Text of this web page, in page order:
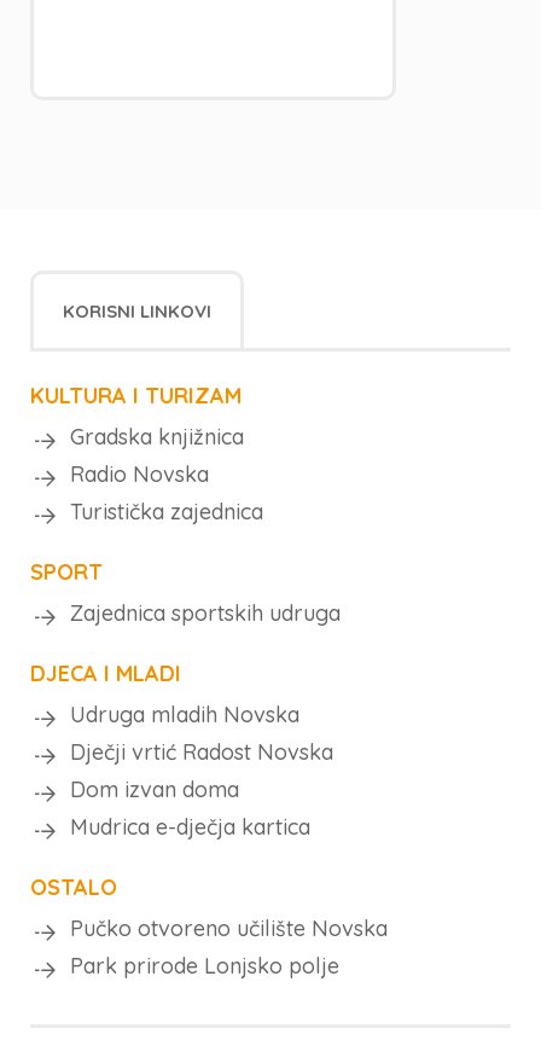
KORISNI LINKOVI
KULTURA I TURIZAM
Gradska knjižnica
Radio Novska
Turistička zajednica
SPORT
Zajednica sportskih udruga
DJECA I MLADI
Udruga mladih Novska
Dječji vrtić Radost Novska
Dom izvan doma
Mudrica e-dječja kartica
OSTALO
Pučko otvoreno učilište Novska
Park prirode Lonjsko polje